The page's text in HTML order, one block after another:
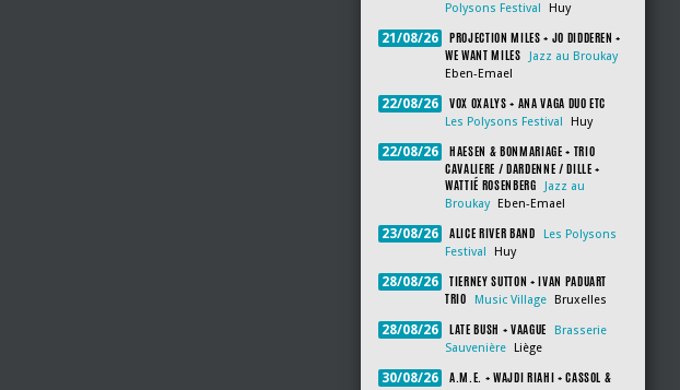
Polysons Festival
Huy
21/08/26
PROJECTION MILES + JO DIDDEREN +
WE WANT MILES
Jazz au Broukay
Eben-Emael
22/08/26 VOX OXALYS + ANA VAGA DUO ETC
Les Polysons Festival Huy
22/08/26
HAESEN & BONMARIAGE + TRIO
CAVALIERE / DARDENNE / DILLE +
WATTIÉ ROSENBERG
Jazz au
Broukay
Eben-Emael
23/08/26 ALICE RIVER BAND
Les Polysons
Festival
Huy
28/08/26
TIERNEY SUTTON + IVAN PADUART
TRIO
Music Village Bruxelles
28/08/26 LATE BUSH + VAAGUE
Brasserie
Sauvenière
Liège
30/08/26
A.M.E. + WAJDI RIAHI + CASSOL &